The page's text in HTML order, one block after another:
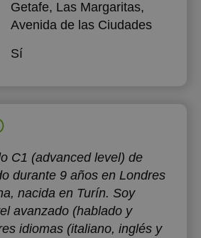
Getafe, Las Margaritas,
Avenida de las Ciudades
Sí
C1 (advanced level) de
durante 9 años en Londres
nacida en Turín. Soy
avanzado (hablado y
idiomas (italiano, inglés y